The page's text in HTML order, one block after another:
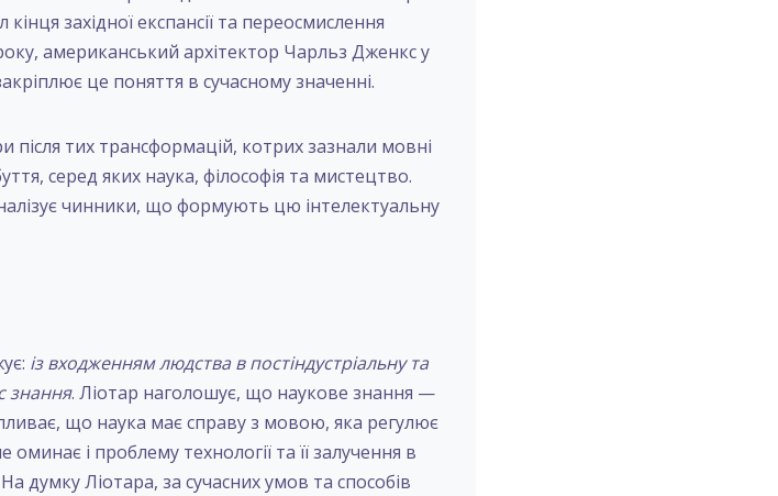
західної експансії та переосмислення
американський архітектор Чарльз Дженкс у
це поняття в сучасному значенні.
після тих трансформацій, котрих зазнали мовні
серед яких наука, філософія та мистецтво.
чинники, що формують цю інтелектуальну
із входженням людства в постіндустріальну та
знання. Ліотар наголошує, що наукове знання —
що наука має справу з мовою, яка регулює
оминає і проблему технології та її залучення в
думку Ліотара, за сучасних умов та способів